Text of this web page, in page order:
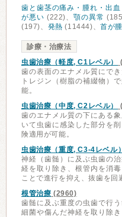
歯と歯茎の痛み・腫れ・出血
が悪い (222)、顎の異常
(197)、 発熱 (11444)、首が
診療・治療法
虫歯治療（軽度, C1レベル）
歯の表面のエナメル質にで
トレジン（樹脂の補綴物）
能。
虫歯治療（中度, C2レベル）
歯のエナメル質の下にある
いて虫歯に感染した部分を
険適用が可能。
虫歯治療（重度, C3-4レベル）
神経（歯髄）に及ぶ虫歯の
経を取り除き、根管内を消
ことで進行を抑え、抜歯を回
根管治療 (2960)
歯髄に及ぶ重度の虫歯で行
細菌や傷んだ神経を取り除